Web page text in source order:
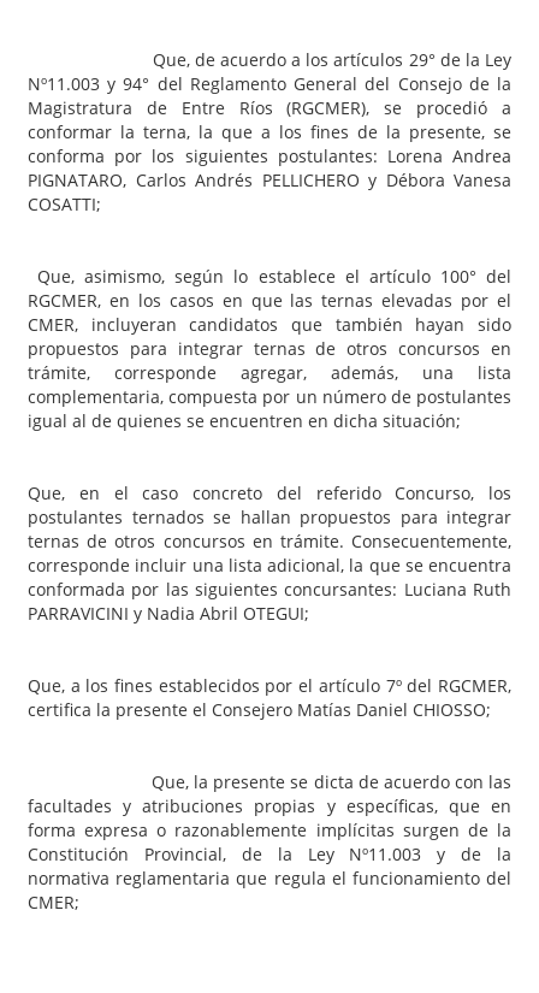
Que, de acuerdo a los artículos 29° de la Ley
Nº11.003 y 94° del Reglamento General del Consejo de la
Magistratura de Entre Ríos (RGCMER), se procedió a
conformar la terna, la que a los fines de la presente, se
conforma por los siguientes postulantes: Lorena Andrea
PIGNATARO, Carlos Andrés PELLICHERO y Débora Vanesa
COSATTI;
Que, asimismo, según lo establece el artículo 100° del
RGCMER, en los casos en que las ternas elevadas por el
CMER, incluyeran candidatos que también hayan sido
propuestos para integrar ternas de otros concursos en
trámite, corresponde agregar, además, una lista
complementaria, compuesta por un número de postulantes
igual al de quienes se encuentren en dicha situación;
Que, en el caso concreto del referido Concurso, los
postulantes ternados se hallan propuestos para integrar
ternas de otros concursos en trámite. Consecuentemente,
corresponde incluir una lista adicional, la que se encuentra
conformada por las siguientes concursantes: Luciana Ruth
PARRAVICINI y Nadia Abril OTEGUI;
Que, a los fines establecidos por el artículo 7º del RGCMER,
certifica la presente el Consejero Matías Daniel CHIOSSO;
Que, la presente se dicta de acuerdo con las
facultades y atribuciones propias y específicas, que en
forma expresa o razonablemente implícitas surgen de la
Constitución Provincial, de la Ley Nº11.003 y de la
normativa reglamentaria que regula el funcionamiento del
CMER;